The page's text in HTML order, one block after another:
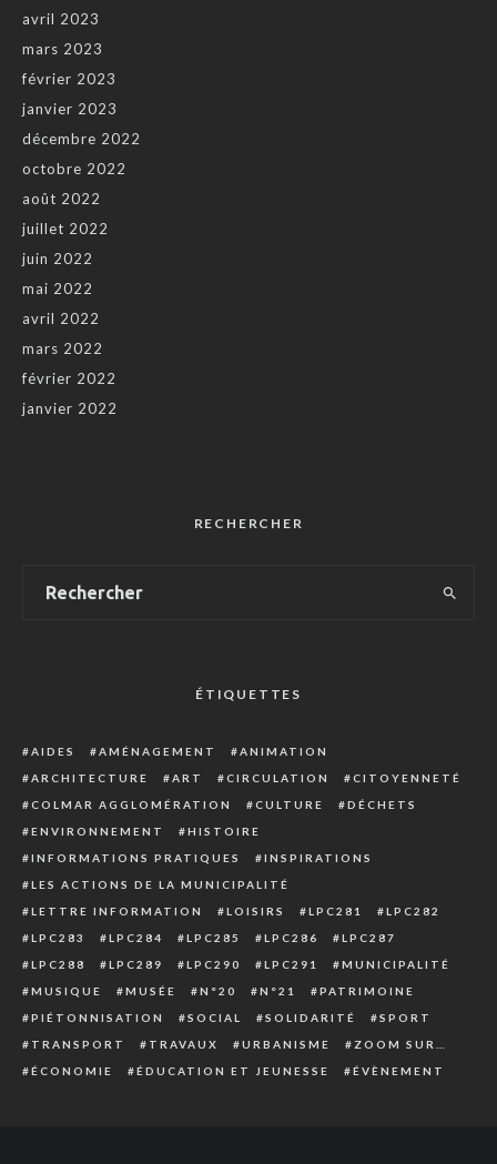
avril 2023
mars 2023
février 2023
janvier 2023
décembre 2022
octobre 2022
août 2022
juillet 2022
juin 2022
mai 2022
avril 2022
mars 2022
février 2022
janvier 2022
RECHERCHER
ÉTIQUETTES
AIDES AMÉNAGEMENT
ANIMATION
ARCHITECTURE
ART CIRCULATION
CITOYENNETÉ
COLMAR AGGLOMÉRATION
CULTURE
DÉCHETS
ENVIRONNEMENT
HISTOIRE
INFORMATIONS PRATIQUES
INSPIRATIONS
LES ACTIONS DE LA MUNICIPALITÉ
LETTRE INFORMATION
LOISIRS LPC281
LPC282
LPC283
LPC284 LPC285 LPC286
LPC287
LPC288
LPC289 LPC290 LPC291
MUNICIPALITÉ
MUSIQUE
MUSÉE N°20 N°21
PATRIMOINE
PIÉTONNISATION
SOCIAL SOLIDARITÉ
SPORT
TRANSPORT
TRAVAUX URBANISME
ZOOM SUR…
ÉCONOMIE
ÉDUCATION ET JEUNESSE ÉVÈNEMENT